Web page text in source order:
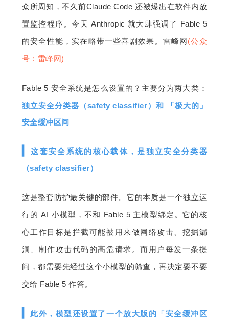
众所周知，不久前Claude Code 还被爆出在软件内放
置监控程序。今天 Anthropic 就大肆强调了 Fable 5
的安全性能，实在略带一些喜剧效果。雷峰网(公众
号：雷峰网)
Fable 5 安全系统是怎么设置的？主要分为两大类：
独立安全分类器（safety classifier）和 「极大的」
安全缓冲区间
这套安全系统的核心载体，是独立安全分类器
（safety classifier）
这是整套防护最关键的部件。它的本质是一个独立运
行的 AI 小模型，不和 Fable 5 主模型绑定。它的核
心工作目标是拦截可能被用来做网络攻击、挖掘漏
洞、制作攻击代码的高危请求。而用户每发一条提
问，都需要先经过这个小模型的筛查，再决定要不要
交给 Fable 5 作答。
此外，模型还设置了一个放大版的「安全缓冲区